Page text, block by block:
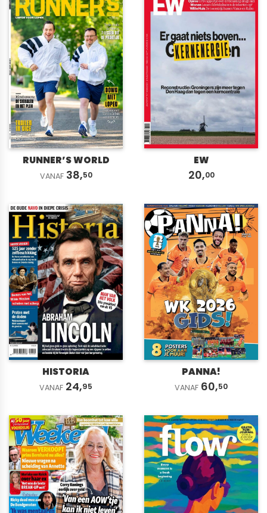
RUNNER’S WORLD
VANAF 38,50
EW
20,00
HISTORIA
VANAF 24,95
PANNA!
VANAF 60,50